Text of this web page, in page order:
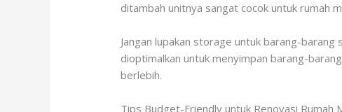
ditambah unitnya sangat cocok untuk rumah
Jangan lupakan storage untuk barang-
dioptimalkan untuk menyimpan barang-
berlebih.
Tips Budget-Friendly untuk Renovasi Rumah